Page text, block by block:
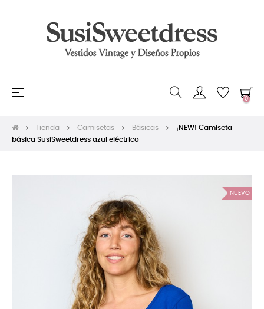
Navegación
☰
0
Tienda Camisetas Básicas
¡NEW! Camiseta
básica SusiSweetdress azul eléctrico
NUEVO